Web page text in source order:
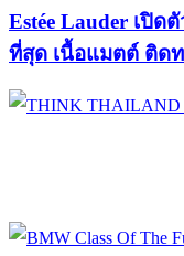
Estée Lauder เปิด
ที่สุด เนื้อแมตต์ ติด